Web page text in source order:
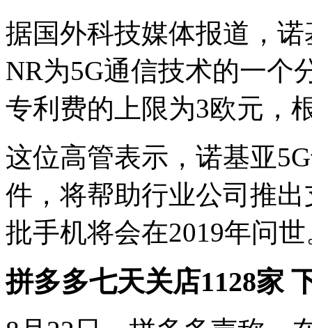
据国外科技媒体报道，
NR为5G通信技术的一个
专利费的上限为3欧元，
这位高管表示，诺基亚
件，将帮助行业公司推
批手机将会在2019年问
拼多多七天关店1128家